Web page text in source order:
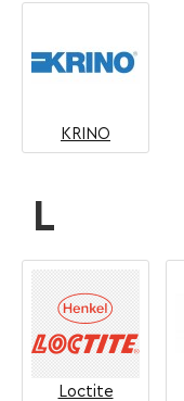
KRINO
L
Loctite